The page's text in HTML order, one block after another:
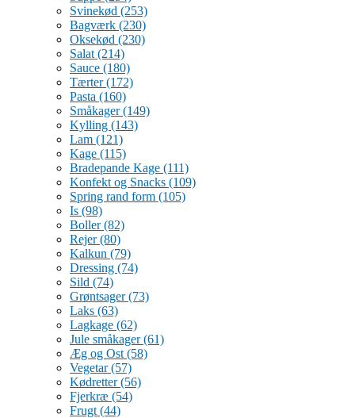
Svinekød (253)
Bagværk (230)
Oksekød (230)
Salat (214)
Sauce (180)
Tærter(172)
Pasta (160)
Småkager(149)
Kylling (143)
Lam (121)
Kage (115)
Bradepande Kage (111)
Konfekt og Snacks (109)
Spring rand form (105)
Is (98)
Boller(82)
Rejer(80)
Kalkun (79)
Dressing (74)
Sild (74)
Grøntsager(73)
Laks (63)
Lagkage (62)
Jule småkager(61)
Æg og Ost (58)
Vegetar(57)
Kødretter(56)
Fjerkræ (54)
Frugt (44)